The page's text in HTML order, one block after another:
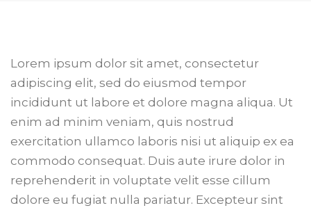
Lorem ipsum dolor sit amet, consectetur
adipiscing elit, sed do eiusmod tempor
incididunt ut labore et dolore magna aliqua. Ut
enim ad minim veniam, quis nostrud
exercitation ullamco laboris nisi ut aliquip ex ea
commodo consequat. Duis aute irure dolor in
reprehenderit in voluptate velit esse cillum
dolore eu fugiat nulla pariatur. Excepteur sint